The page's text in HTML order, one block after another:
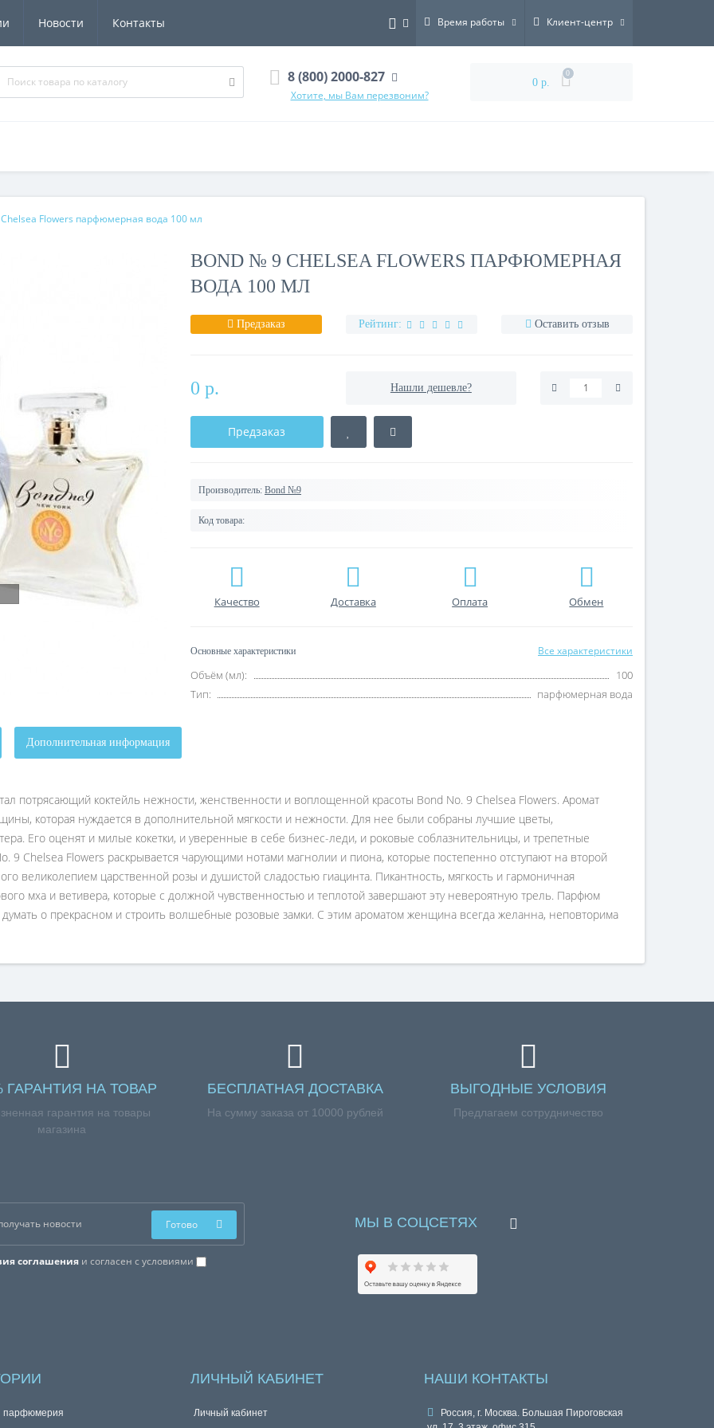
Новости Контакты Время работы Клиент-центр
8 (800) 2000-827
Хотите, мы Вам перезвоним?
0 р.
0
Flowers парфюмерная вода 100 мл
BOND № 9 CHELSEA FLOWERS ПАРФЮМЕРНАЯ
ВОДА 100 МЛ
Предзаказ Рейтинг: Оставить отзыв
0 р. Нашли дешевле?
Предзаказ
Производитель: Bond №9
Код товара:
Качество Доставка Оплата Обмен
Основные характеристики Все характеристики
Объём (мл):
100
Тип:
парфюмерная вода
Дополнительная информация
потрясающий коктейль нежности, женственности и воплощенной красоты Bond No. 9 Chelsea Flowers. Аромат
которая нуждается в дополнительной мягкости и нежности. Для нее были собраны лучшие цветы,
Его оценят и милые кокетки, и уверенные в себе бизнес-леди, и роковые соблазнительницы, и трепетные
Chelsea Flowers раскрывается чарующими нотами магнолии и пиона, которые постепенно отступают на второй
великолепием царственной розы и душистой сладостью гиацинта. Пикантность, мягкость и гармоничная
мха и ветивера, которые с должной чувственностью и теплотой завершают эту невероятную трель. Парфюм
думать о прекрасном и строить волшебные розовые замки. С этим ароматом женщина всегда желанна, неповторима
ГАРАНТИЯ НА ТОВАР
гарантия на товары
магазина
БЕСПЛАТНАЯ ДОСТАВКА
На сумму заказа от 10000 рублей
ВЫГОДНЫЕ УСЛОВИЯ
Предлагаем сотрудничество
соглашения и согласен с условиями
Готово МЫ В СОЦСЕТЯХ
парфюмерия
ЛИЧНЫЙ КАБИНЕТ
Личный кабинет
НАШИ КОНТАКТЫ
Россия, г. Москва. Большая Пироговская